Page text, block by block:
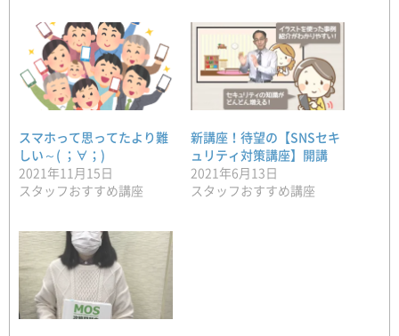
スマホって思ってたより難
しい～( ；∀；)
2021年11月15日
スタッフおすすめ講座
新講座！待望の【SNSセキ
ュリティ対策講座】開講
2021年6月13日
スタッフおすすめ講座